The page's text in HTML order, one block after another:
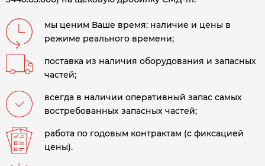
мы ценим Ваше время: наличие и цены в
режиме реального времени;
поставка из наличия оборудования и запасных
частей;
всегда в наличии оперативный запас самых
востребованных запасных частей;
работа по годовым контрактам (с фиксацией
цены).